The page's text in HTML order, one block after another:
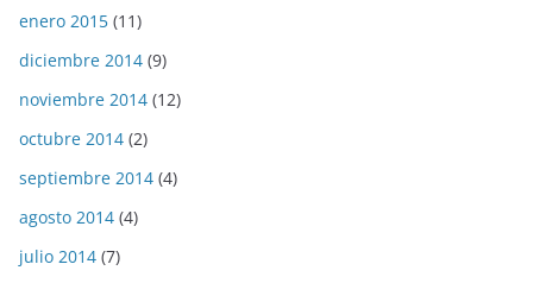
enero 2015 (11)
diciembre 2014 (9)
noviembre 2014 (12)
octubre 2014 (2)
septiembre 2014 (4)
agosto 2014 (4)
julio 2014 (7)